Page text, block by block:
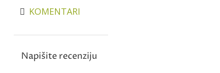
KOMENTARI
Napišite recenziju